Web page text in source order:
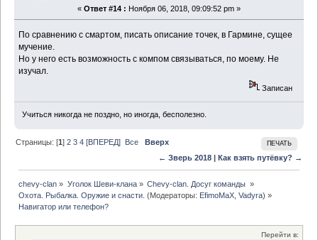
« Ответ #14 : Ноября 06, 2018, 09:09:52 pm »
По сравнению с смартом, писать описание точек, в Гармине, сущее
мучение.
Но у него есть возможность с компом связываться, по моему. Не
изучал.
Записан
Учиться никогда не поздно, но иногда, бесполезно.
ПЕЧАТЬ
Страницы: [1]2 3 4 [ВПЕРЕД] Все
Вверх
← Зверь 2018| Как взять путёвку? →
chevy-clan » Уголок Шеви-клана» Chevy-clan. Досуг команды »
Охота. Рыбалка. Оружие и снасти. (Модераторы: EfimoMaX ,Vadyra) »
Навигатор или телефон?
Перейти в: